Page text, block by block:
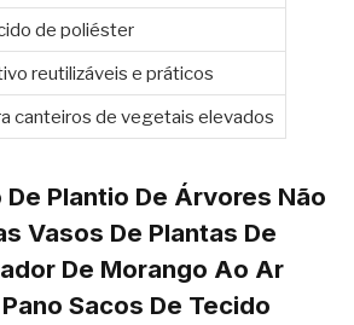
de poliéster
reutilizáveis e práticos
canteiros de vegetais elevados
De Plantio De Árvores Não
Vasos De Plantas De
De Morango Ao Ar
Sacos De Tecido